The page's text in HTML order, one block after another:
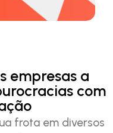
empresas a
com
frota em diversos